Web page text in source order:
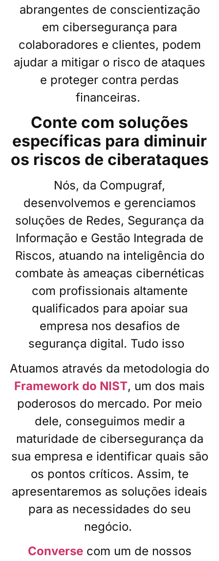
abrangentes de conscientização
em cibersegurança para
colaboradores e clientes, podem
ajudar a mitigar o risco de ataques
e proteger contra perdas
financeiras.
Conte com soluções
específicas para diminuir
os riscos de ciberataques
Nós, da Compugraf,
desenvolvemos e gerenciamos
soluções de Redes, Segurança da
Informação e Gestão Integrada de
Riscos, atuando na inteligência do
combate às ameaças cibernéticas
com profissionais altamente
qualificados para apoiar sua
empresa nos desafios de
segurança digital. Tudo isso
Atuamos através da metodologia do
Framework do NIST, um dos mais
poderosos do mercado. Por meio
dele, conseguimos medir a
maturidade de cibersegurança da
sua empresa e identificar quais são
os pontos críticos. Assim, te
apresentaremos as soluções ideais
para as necessidades do seu
negócio.
Converse com um de nossos